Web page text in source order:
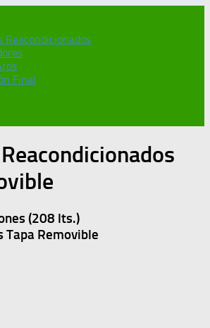
Reacondicionados
Final
(208 lts.)
Tapa Removible